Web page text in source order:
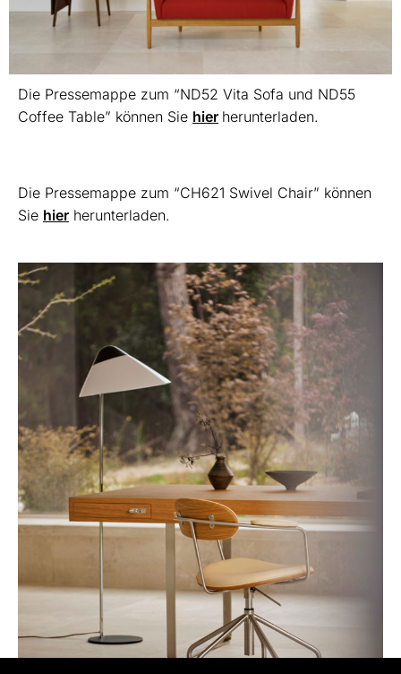
Die Pressemappe zum “ND52 Vita Sofa und ND55
Coffee Table” können Sie hier herunterladen.
Die Pressemappe zum “CH621 Swivel Chair” können
Sie hier herunterladen.